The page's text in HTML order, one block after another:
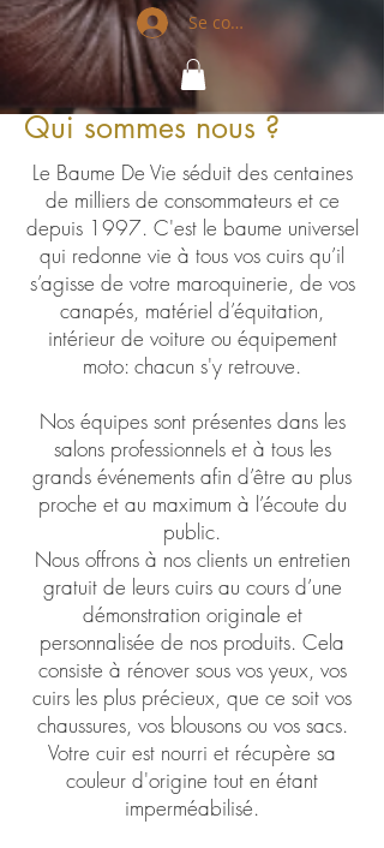
Se connecter
Qui sommes nous ?
Le Baume De Vie séduit des centaines
de milliers de consommateurs et ce
depuis 1997. C'est le baume universel
qui redonne vie à tous vos cuirs qu’il
s’agisse de votre maroquinerie, de vos
canapés, matériel d’équitation,
intérieur de voiture ou équipement
moto: chacun s'y retrouve.
Nos équipes sont présentes dans les
salons professionnels et à tous les
grands événements afin d’être au plus
proche et au maximum à l’écoute du
public.
Nous offrons à nos clients un entretien
gratuit de leurs cuirs au cours d’une
démonstration originale et
personnalisée de nos produits. Cela
consiste à rénover sous vos yeux, vos
cuirs les plus précieux, que ce soit vos
chaussures, vos blousons ou vos sacs.
Votre cuir est nourri et récupère sa
couleur d'origine tout en étant
imperméabilisé.